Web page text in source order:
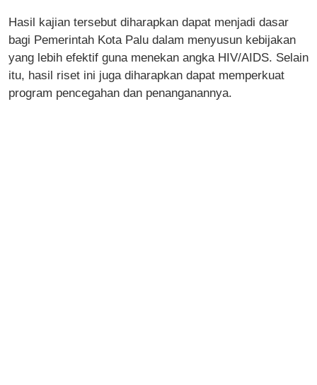
Hasil kajian tersebut diharapkan dapat menjadi dasar
bagi Pemerintah Kota Palu dalam menyusun kebijakan
yang lebih efektif guna menekan angka HIV/AIDS. Selain
itu, hasil riset ini juga diharapkan dapat memperkuat
program pencegahan dan penanganannya.